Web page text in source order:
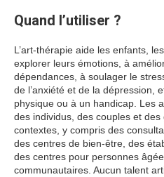
Quand l’utiliser ?
L’art-thérapie aide les enfants,
explorer leurs émotions, à
dépendances, à soulager le
de l’anxiété et de la dépression,
physique ou à un handicap. Les
des individus, des couples et
contextes, y compris des
des centres de bien-être, des
des centres pour personnes
communautaires. Aucun talent